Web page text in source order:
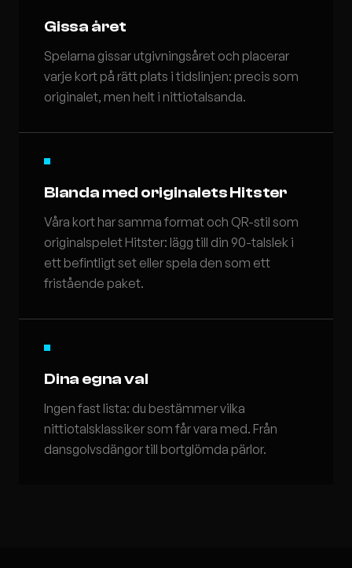
Gissa året
Spelarna gissar utgivningsåret och placerar
varje kort på rätt plats i tidslinjen: precis som
originalet, men helt i nittiotalsanda.
Blanda med originalets Hitster
Våra kort har samma format och QR-stil som
originalspelet Hitster: lägg till din 90-talslek i
ett befintligt set eller spela den som ett
fristående paket.
Dina egna val
Ingen fast lista: du bestämmer vilka
nittiotalsklassiker som får vara med. Från
dansgolvsdängor till bortglömda pärlor.